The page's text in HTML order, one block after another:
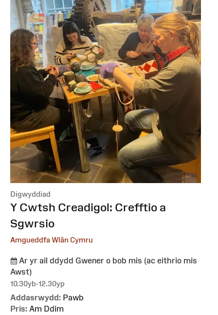
Digwyddiad
:
Y Cwtsh Creadigol: Crefftio a
Sgwrsio
Amgueddfa Wlân Cymru
Ar yr ail ddydd Gwener o bob mis (ac eithrio mis
Awst)
10.30yb-12.30yp
Addasrwydd: Pawb
Pris: Am Ddim